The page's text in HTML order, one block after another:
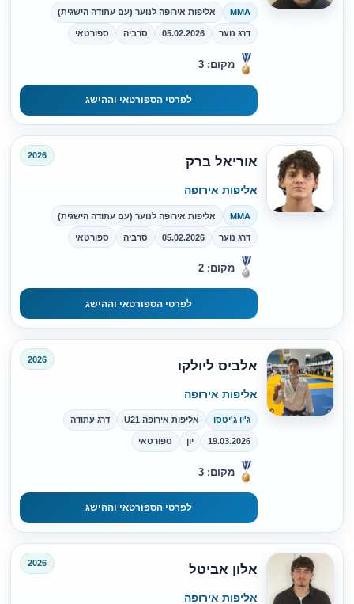
MMA אליפות אירופה לנוער (עם עתודה הישגית)
דרג נוער 05.02.2026 סרביה ספורטאי
מקום: 3
לפרטי הספורטאי וההישג
אוריאל ברק 2026
אליפות אירופה
MMA אליפות אירופה לנוער (עם עתודה הישגית)
דרג נוער 05.02.2026 סרביה ספורטאי
מקום: 2
לפרטי הספורטאי וההישג
אלביס ליולקו 2026
אליפות אירופה
ג'יו ג'יטסו אליפות אירופה U21 דרג עתודה
19.03.2026 יון ספורטאי
מקום: 3
לפרטי הספורטאי וההישג
אלון אביטל 2026
אליפות אירופה